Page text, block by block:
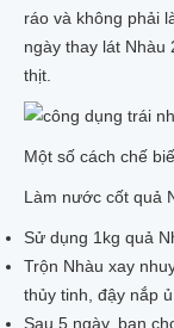
ráo và không phải
ngày thay lát Nhàu
thịt.
Một số cách chế
Làm nước cốt quả
Sử dụng 1kg quả
Trộn Nhàu xay
thủy tinh, đậy nắp
Sau 5 ngày, bạn